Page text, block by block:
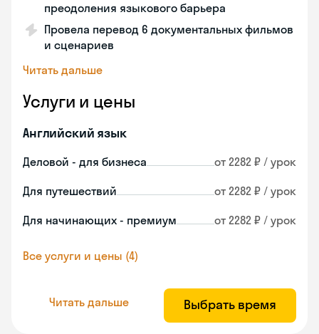
преодоления языкового барьера
Провела перевод 6 документальных фильмов
и сценариев
Читать дальше
Услуги и цены
Английский язык
Деловой - для бизнеса от 2282 ₽ / урок
Для путешествий от 2282 ₽ / урок
Для начинающих - премиум от 2282 ₽ / урок
Все услуги и цены (4)
Читать дальше Выбрать время